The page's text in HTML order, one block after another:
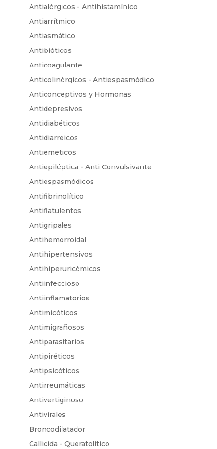
Antialérgicos - Antihistamínico
Antiarrítmico
Antiasmático
Antibióticos
Anticoagulante
Anticolinérgicos - Antiespasmódico
Anticonceptivos y Hormonas
Antidepresivos
Antidiabéticos
Antidiarreicos
Antieméticos
Antiepiléptica - Anti Convulsivante
Antiespasmódicos
Antifibrinolítico
Antiflatulentos
Antigripales
Antihemorroidal
Antihipertensivos
Antihiperuricémicos
Antiinfeccioso
Antiinflamatorios
Antimicóticos
Antimigrañosos
Antiparasitarios
Antipiréticos
Antipsicóticos
Antirreumáticas
Antivertiginoso
Antivirales
Broncodilatador
Callicida - Queratolítico